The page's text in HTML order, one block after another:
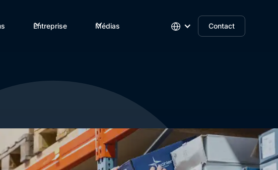
Entreprise Médias Contact